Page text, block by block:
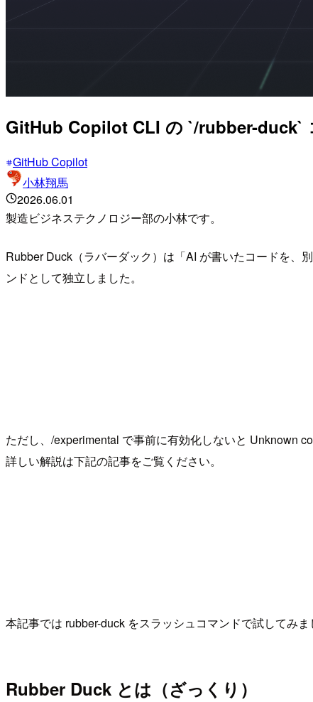
GitHub Copilot CLI の `/rubber-duck`
GitHub Copilot
小林翔馬
2026.06.01
製造ビジネステクノロジー部の小林です。
Rubber Duck（ラバーダック）は「AI が書いたコードを、
ンドとして独立しました。
ただし、/experimental で事前に有効化しないと Unknown
詳しい解説は下記の記事をご覧ください。
本記事では rubber-duck をスラッシュコマンドで試してみま
Rubber Duck とは（ざっくり）